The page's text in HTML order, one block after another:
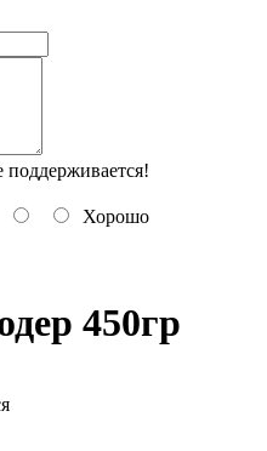
поддерживается!
Хорошо
450гр